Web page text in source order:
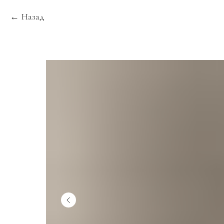
Назад